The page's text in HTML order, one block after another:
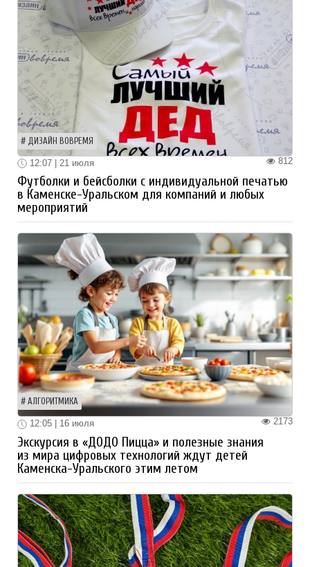
ДИЗАЙН ВОВРЕМЯ
812
12:07 | 21 июля
Футболки и бейсболки с индивидуальной печатью
в Каменске-Уральском для компаний и любых
мероприятий
АЛГОРИТМИКА
2173
12:05 | 16 июля
Экскурсия в «ДОДО Пицца» и полезные знания
из мира цифровых технологий ждут детей
Каменска-Уральского этим летом